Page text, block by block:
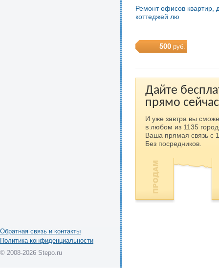
Ремонт офисов квартир,
коттеджей лю
500 руб.
Дайте
прямо
И уже завтра вы
в любом из 1135
Ваша прямая связь с
Без посредников.
Обратная связь и контакты
Политика конфиденциальности
© 2008-2026 Stepo.ru